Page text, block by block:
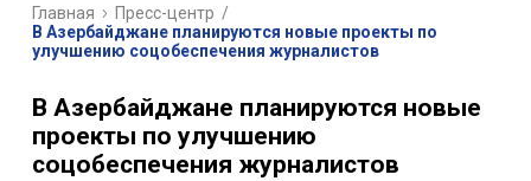
Главная Пресс-центр /
В Азербайджане планируются новые проекты по
улучшению соцобеспечения журналистов
В Азербайджане планируются новые
проекты по улучшению
соцобеспечения журналистов